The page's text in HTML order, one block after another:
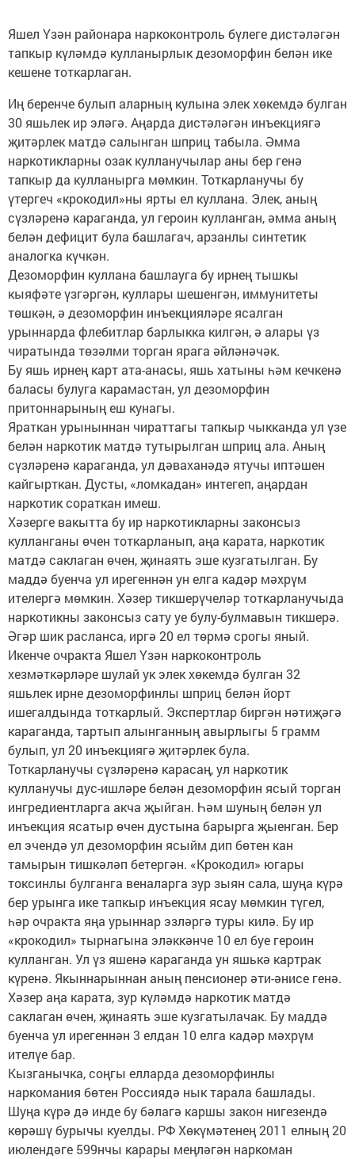
Яшел Үзән районара наркоконтроль бүлеге дистәләгән
тапкыр күләмдә кулланырлык дезоморфин белән ике
кешене тоткарлаган.
Иң беренче булып аларның кулына элек хөкемдә булган
30 яшьлек ир эләгә. Аңарда дистәләгән инъекциягә
җитәрлек матдә салынган шприц табыла. Әмма
наркотикларны озак кулланучылар аны бер генә
тапкыр да кулланырга мөмкин. Тоткарланучы бу
үтергеч «крокодил»ны ярты ел куллана. Элек, аның
сүзләренә караганда, ул героин кулланган, әмма аның
белән дефицит була башлагач, арзанлы синтетик
аналогка күчкән.
Дезоморфин куллана башлауга бу ирнең тышкы
кыяфәте үзгәргән, куллары шешенгән, иммунитеты
төшкән, ә дезоморфин инъекцияләре ясалган
урыннарда флебитлар барлыкка килгән, ә алары үз
чиратында төзәлми торган ярага әйләнәчәк.
Бу яшь ирнең карт ата-анасы, яшь хатыны һәм кечкенә
баласы булуга карамастан, ул дезоморфин
притоннарының еш кунагы.
Яраткан урыныннан чираттагы тапкыр чыкканда ул үзе
белән наркотик матдә тутырылган шприц ала. Аның
сүзләренә караганда, ул дәваханәдә ятучы иптәшен
кайгырткан. Дусты, «ломкадан» интегеп, аңардан
наркотик сораткан имеш.
Хәзерге вакытта бу ир наркотикларны законсыз
кулланганы өчен тоткарланып, аңа карата, наркотик
матдә саклаган өчен, җинаять эше кузгатылган. Бу
маддә буенча ул ирегеннән ун елга кадәр мәхрүм
ителергә мөмкин. Хәзер тикшерүчеләр тоткарланучыда
наркотикны законсыз сату уе булу-булмавын тикшерә.
Әгәр шик расланса, иргә 20 ел төрмә срогы яный.
Икенче очракта Яшел Үзән наркоконтроль
хезмәткәрләре шулай ук элек хөкемдә булган 32
яшьлек ирне дезоморфинлы шприц белән йорт
ишегалдында тоткарлый. Экспертлар биргән нәтиҗәгә
караганда, тартып алынганның авырлыгы 5 грамм
булып, ул 20 инъекциягә җитәрлек була.
Тоткарланучы сүзләренә карасаң, ул наркотик
кулланучы дус-ишләре белән дезоморфин ясый торган
ингредиентларга акча җыйган. Һәм шуның белән ул
инъекция ясатыр өчен дустына барырга җыенган. Бер
ел эчендә ул дезоморфин ясыйм дип бөтен кан
тамырын тишкәләп бетергән. «Крокодил» югары
токсинлы булганга веналарга зур зыян сала, шуңа күрә
бер урынга ике тапкыр инъекция ясау мөмкин түгел,
һәр очракта яңа урыннар эзләргә туры килә. Бу ир
«крокодил» тырнагына эләккәнче 10 ел буе героин
кулланган. Ул үз яшенә караганда ун яшькә картрак
күренә. Якыннарыннан аның пенсионер әти-әнисе генә.
Хәзер аңа карата, зур күләмдә наркотик матдә
саклаган өчен, җинаять эше кузгатылачак. Бу маддә
буенча ул ирегеннән 3 елдан 10 елга кадәр мәхрүм
ителүе бар.
Кызганычка, соңгы елларда дезоморфинлы
наркомания бөтен Россиядә нык тарала башлады.
Шуңа күрә дә инде бу бәлагә каршы закон нигезендә
көрәшү бурычы куелды. РФ Хөкүмәтенең 2011 елның 20
июлендәге 599нчы карары меңләгән наркоман